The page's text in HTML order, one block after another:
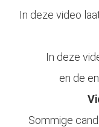
In deze video
In deze
en de
Sommige